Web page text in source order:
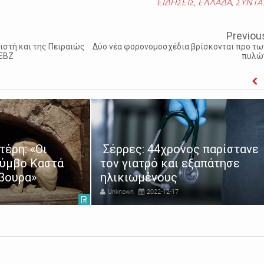
ΕΙΔΗΣΕΙΣ, ΕΛΛΑΔΑ,
και της Πειραιώς
Δύο νέα φορονομοσχέδια βρίσκονται προ
«Οι
Καστά
Σέρρες: 44χρονος παρίστανε
τον γιατρό και εξαπάτησε
ηλικιωμένους
Unknown 2022-12-17